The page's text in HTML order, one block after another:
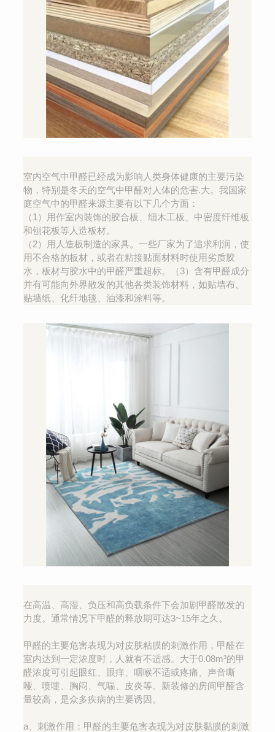
室内空气中甲醛已经成为影响人类身体健康的主要污染
物，特别是冬天的空气中甲醛对人体的危害.大。我国家
庭空气中的甲醛来源主要有以下几个方面：
（1）用作室内装饰的胶合板、细木工板、中密度纤维板
和刨花板等人造板材。
（2）用人造板制造的家具。一些厂家为了追求利润，使
用不合格的板材，或者在粘接贴面材料时使用劣质胶
水，板材与胶水中的甲醛严重超标。（3）含有甲醛成分
并有可能向外界散发的其他各类装饰材料，如贴墙布、
贴墙纸、化纤地毯、油漆和涂料等。
在高温、高湿、负压和高负载条件下会加剧甲醛散发的
力度。通常情况下甲醛的释放期可达3~15年之久。
甲醛的主要危害表现为对皮肤粘膜的刺激作用，甲醛在
室内达到一定浓度时，人就有不适感。大于0.08m³的甲
醛浓度可引起眼红、眼痒、咽喉不适或疼痛、声音嘶
哑、喷嚏、胸闷、气喘、皮炎等。新装修的房间甲醛含
量较高，是众多疾病的主要诱因。
a、刺激作用：甲醛的主要危害表现为对皮肤黏膜的刺激